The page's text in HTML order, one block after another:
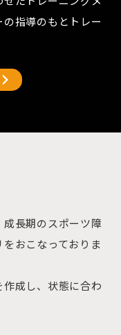
指導のもとトレー
長期のスポーツ障
おこなっておりま
成し、状態に合わ